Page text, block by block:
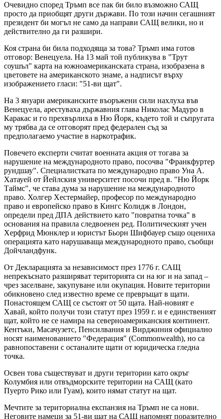
Очевидно според Тръмп все пак би било възможно САЩ
просто да приобщят други държави. По този начин сегашният
президент би могъл не само да направи САЩ велики, но и
действително да ги разшири.
Коя страна би била подходяща за това? Тръмп има готов
отговор: Венецуела. На 13 май той публикува в "Трут
соушъл" карта на южноамериканската страна, изобразена в
цветовете на американското знаме, а надписът върху
изображението гласи: "51-ви щат".
На 3 януари американските въоръжени сили нахлуха във
Венецуела, арестуваха държавния глава Николас Мадуро в
Каракас и го прехвърлиха в Ню Йорк, където той и съпругата
му трябва да се отговорят пред федерален съд за
предполагаемо участие в наркотрафик.
Повечето експерти считат военната акция от тогава за
нарушение на международното право, посочва "Франкфуртер
рундшау". Специалистката по международно право Уна А.
Хатауей от Йейлския университет посочи пред в. "Ню Йорк
Таймс", че става дума за нарушение на международното
право. Холгер Хестермайер, професор по международно
право и европейско право в Кингс Колидж в Лондон,
определи пред ДПА действието като "повратна точка" в
основания на правила следвоенен ред. Политическият учен
Херфрид Мюнклер и юристът Бьорн Шифбауер също оцениха
операцията като нарушаваща международното право, съобщи
Дойчландфунк.
От Декларацията за независимост през 1776 г. САЩ
непрекъснато разширяват територията си на юг и на запад –
чрез заселване, закупуване или окупация. Новите територии
обикновено след известно време се превръщат в щати.
Понастоящем САЩ се състоят от 50 щата. Най-новият е
Хавай, който получи този статут през 1959 г. и е единственият
щат, който не се намира на северноамериканския континент.
Кентъки, Масачузетс, Пенсилвания и Вирджиния официално
носят наименованието "Федерация" (Commonwealth), но са
равнопоставени с останалите щати от юридическа гледна
точка.
Освен това съществуват и други територии като окръг
Колумбия или отвъдморските територии на САЩ (като
Пуерто Рико или Гуам), които нямат статут на щат.
Мечтите за териториална експанзия на Тръмп не са нови.
Неговите намеци за 51-ви щат на САЩ напомнят поразително